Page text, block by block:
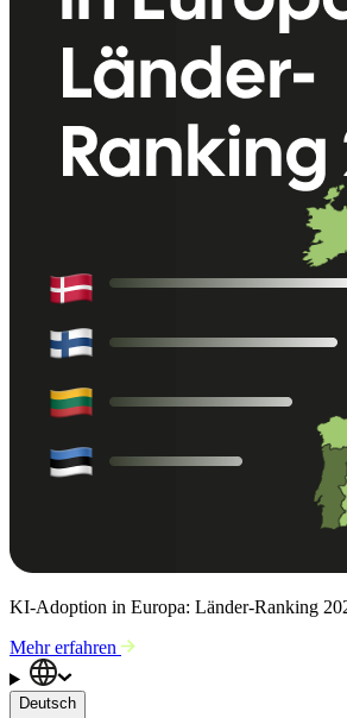
KI-Adoption in Europa: Länder-Ranking
Mehr erfahren
Deutsch